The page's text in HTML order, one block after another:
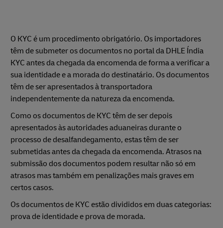
O KYC é um procedimento obrigatório. Os importadores
têm de submeter os documentos no portal da DHLE Índia
KYC antes da chegada da encomenda de forma a verificar a
sua identidade e a morada do destinatário. Os documentos
têm de ser apresentados à transportadora
independentemente da natureza da encomenda.
Como os documentos de KYC têm de ser depois
apresentados às autoridades aduaneiras durante o
processo de desalfandegamento, estas têm de ser
submetidas antes da chegada da encomenda. Atrasos na
submissão dos documentos podem resultar não só em
atrasos mas também em penalizações mais graves em
certos casos.
Os documentos de KYC estão divididos em duas categorias:
prova de identidade e prova de morada.